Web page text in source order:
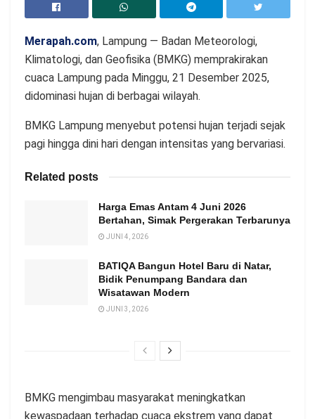
Merapah.com, Lampung — Badan Meteorologi,
Klimatologi, dan Geofisika (BMKG) memprakirakan
cuaca Lampung pada Minggu, 21 Desember 2025,
didominasi hujan di berbagai wilayah.
BMKG Lampung menyebut potensi hujan terjadi sejak
pagi hingga dini hari dengan intensitas yang bervariasi.
Related posts
Harga Emas Antam 4 Juni 2026
Bertahan, Simak Pergerakan Terbarunya
JUNI 4, 2026
BATIQA Bangun Hotel Baru di Natar,
Bidik Penumpang Bandara dan
Wisatawan Modern
JUNI 3, 2026
BMKG mengimbau masyarakat meningkatkan
kewaspadaan terhadap cuaca ekstrem yang dapat